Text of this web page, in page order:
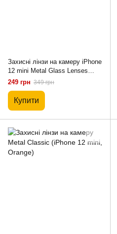
Захисні лінзи на камеру iPhone
12 mini Metal Glass Lenses
Dark Green
249 грн 349 грн
Купити